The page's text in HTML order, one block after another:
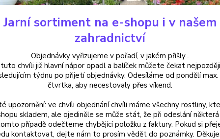
Hemerocallis - Denivky Hemerocallis Double Fire Cracker - cena na
Double Fire Cracker -
Jarní sortiment na e-shopu i v našem
zahradnictví
Objednávky vyřizujeme v pořadí, v jakém přišly...
chvíli již hlavní nápor opadl a balíček můžete čekat
týdnu po přijetí objednávky. Odesíláme od pondělí
čtvrtka, aby necestovaly přes víkend.
upozornění: ve chvíli objednání chvíli máme všechny rostliny,
skladem, ale ojediněle se může stát, že při odeslání některá
případě odečteme chybějící položku z faktury. Pokud si
kontaktovat, dejte nám to prosím vědět do poznámky.